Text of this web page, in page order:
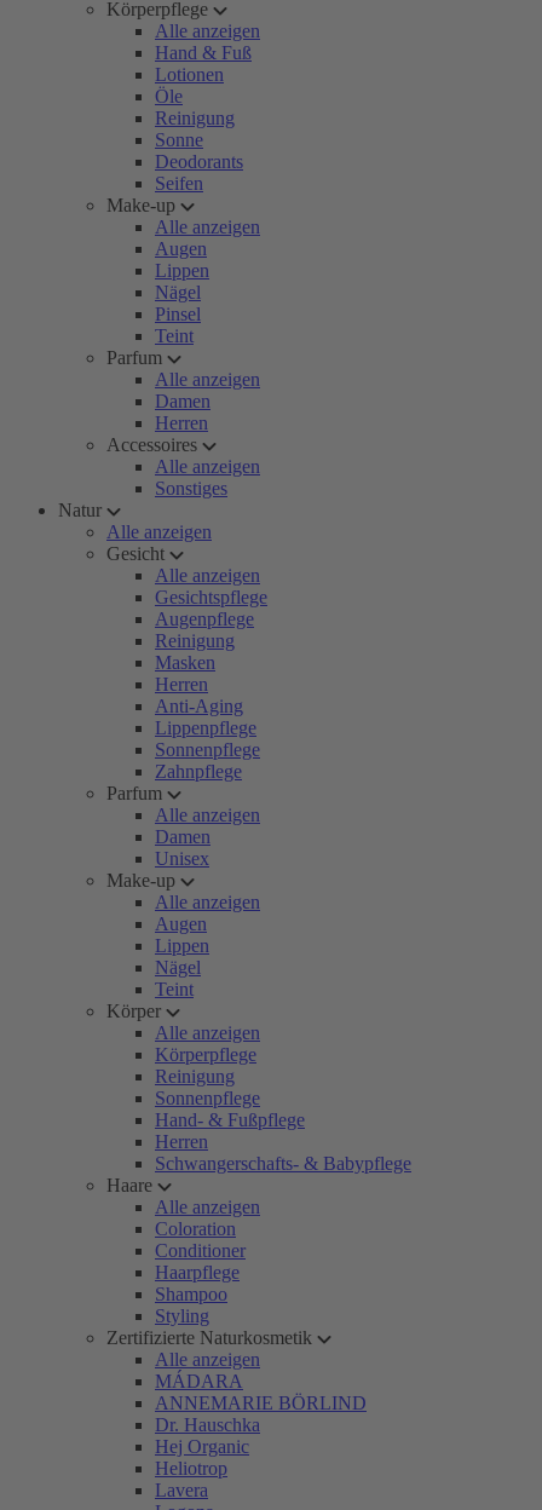
Körperpflege
Alle anzeigen
Hand & Fuß
Lotionen
Öle
Reinigung
Sonne
Deodorants
Seifen
Make-up
Alle anzeigen
Augen
Lippen
Nägel
Pinsel
Teint
Parfum
Alle anzeigen
Damen
Herren
Accessoires
Alle anzeigen
Sonstiges
Natur
Alle anzeigen
Gesicht
Alle anzeigen
Gesichtspflege
Augenpflege
Reinigung
Masken
Herren
Anti-Aging
Lippenpflege
Sonnenpflege
Zahnpflege
Parfum
Alle anzeigen
Damen
Unisex
Make-up
Alle anzeigen
Augen
Lippen
Nägel
Teint
Körper
Alle anzeigen
Körperpflege
Reinigung
Sonnenpflege
Hand- & Fußpflege
Herren
Schwangerschafts- & Babypflege
Haare
Alle anzeigen
Coloration
Conditioner
Haarpflege
Shampoo
Styling
Zertifizierte Naturkosmetik
Alle anzeigen
MÁDARA
ANNEMARIE BÖRLIND
Dr. Hauschka
Hej Organic
Heliotrop
Lavera